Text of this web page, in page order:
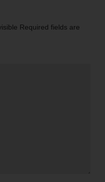
Required fields are